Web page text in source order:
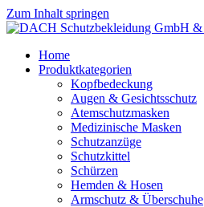
Zum Inhalt springen
Home
Produktkategorien
Kopfbedeckung
Augen & Gesichtsschutz
Atemschutzmasken
Medizinische Masken
Schutzanzüge
Schutzkittel
Schürzen
Hemden & Hosen
Armschutz & Überschuhe